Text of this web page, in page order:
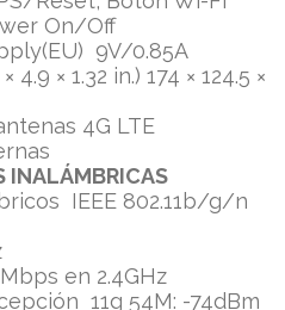
On/Off
9V/0.85A
× 1.32 in.) 174 × 124.5 ×
4G LTE
INALÁMBRICAS
IEEE 802.11b/g/n
en 2.4GHz
11g 54M: -74dBm